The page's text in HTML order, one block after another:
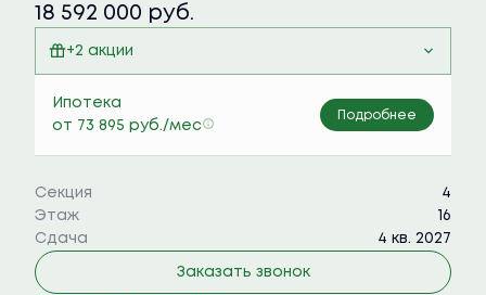
18 592 000 руб.
+2 акции
Семейная ипотека 6%
Ипотека
от 73 895 руб./мес
Подробнее
Секция
4
Этаж
16
Сдача
4 кв. 2027
Заказать звонок